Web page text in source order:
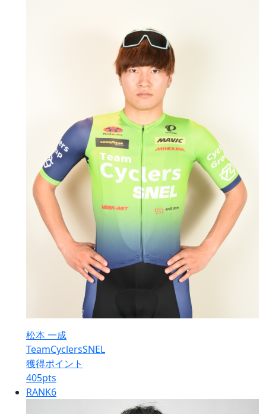
松本 一成
TeamCyclersSNEL
獲得ポイント
405pts
RANK6